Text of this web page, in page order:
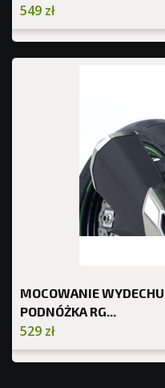
549 zł
MOCOWANIE
PODNÓŻKA RG...
529 zł